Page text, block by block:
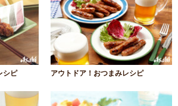
シピ アウトドア！おつまみレシピ